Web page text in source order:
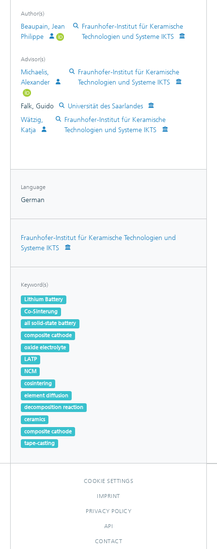
Author(s)
Beaupain, Jean
Philippe
Fraunhofer-Institut für Keramische
Technologien und Systeme IKTS
Advisor(s)
Michaelis,
Alexander
Fraunhofer-Institut für Keramische
Technologien und Systeme IKTS
Falk, Guido
Universität des Saarlandes
Wätzig,
Katja
Fraunhofer-Institut für Keramische
Technologien und Systeme IKTS
Language
German
Fraunhofer-Institut für Keramische Technologien und
Systeme IKTS
Keyword(s)
Lithium Battery
Co-Sinterung
all solid-state battery
composite cathode
oxide electrolyte
LATP
NCM
cosintering
element diffusion
decomposition reaction
ceramics
composite cathode
tape-casting
COOKIE SETTINGS
IMPRINT
PRIVACY POLICY
API
CONTACT